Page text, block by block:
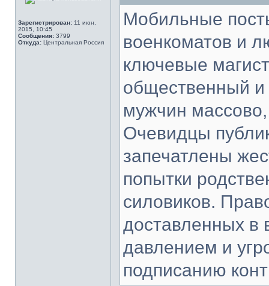
Зарегистрирован: 11 июн,
2015, 10:45
Сообщения: 3799
Откуда: Центральная Россия
Мобильные
военкоматов и
ключевые
общественный и
мужчин
Очевидцы
запечатлены
попытки
силовиков.
доставленных в
давлением и
подписанию